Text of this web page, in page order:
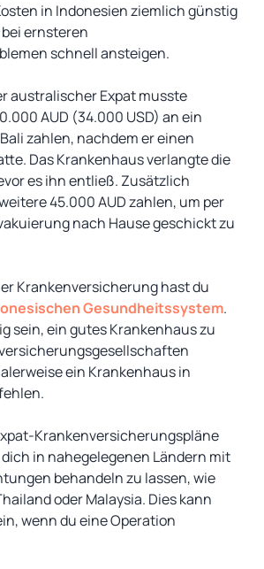
in Indonesien ziemlich günstig
ernsteren
schnell ansteigen.
australischer Expat musste
AUD (34.000 USD) an ein
zahlen, nachdem er einen
Das Krankenhaus verlangte die
es ihn entließ. Zusätzlich
45.000 AUD zahlen, um per
nach Hause geschickt zu
Krankenversicherung hast du
Gesundheitssystem.
sein, ein gutes Krankenhaus zu
ein Krankenhaus in
Krankenversicherungspläne
in nahegelegenen Ländern mit
behandeln zu lassen, wie
oder Malaysia. Dies kann
wenn du eine Operation